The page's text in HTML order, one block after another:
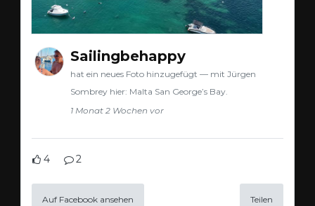
Sailingbehappy
hat ein neues Foto hinzugefügt — mit Jürgen
Sombrey hier: Malta San George’s Bay.
1 Monat 2 Wochen vor
4 2
Auf Facebook ansehen Teilen